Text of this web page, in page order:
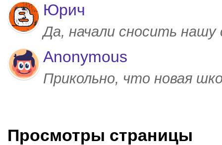
Юрич
Да, начали сносить
Anonymous
Прикольно, что новая
Просмотры страницы